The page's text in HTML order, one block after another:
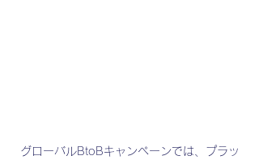
グローバルBtoBキャンペーンでは、プラッ